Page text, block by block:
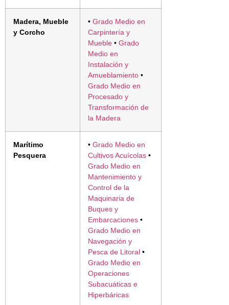
Madera, Mueble
y Corcho
• Grado Medio en
Carpintería y
Mueble • Grado
Medio en
Instalación y
Amueblamiento •
Grado Medio en
Procesado y
Transformación de
la Madera
Marítimo
Pesquera
• Grado Medio en
Cultivos Acuícolas •
Grado Medio en
Mantenimiento y
Control de la
Maquinaria de
Buques y
Embarcaciones •
Grado Medio en
Navegación y
Pesca de Litoral •
Grado Medio en
Operaciones
Subacuáticas e
Hiperbáricas